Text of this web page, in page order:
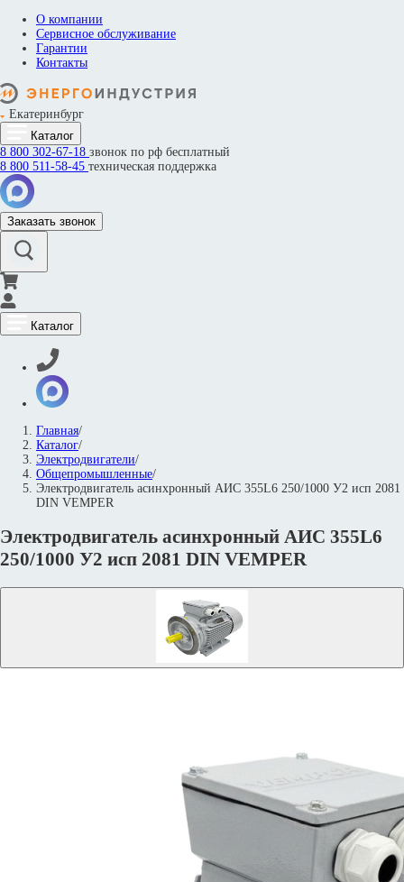
О компании
Сервисное обслуживание
Гарантии
Контакты
Екатеринбург
Каталог
8 800 302-67-18 звонок по рф бесплатный
8 800 511-58-45 техническая поддержка
Заказать звонок
Каталог
Главная/
Каталог/
Электродвигатели/
Общепромышленные/
Электродвигатель асинхронный АИС 355L6 250/1000 У2 исп 2081
DIN VEMPER
Электродвигатель асинхронный АИС 355L6
250/1000 У2 исп 2081 DIN VEMPER